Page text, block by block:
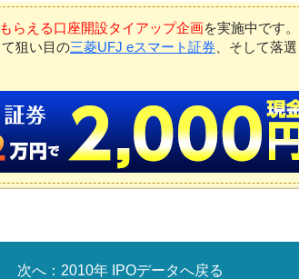
らえる口座開設タイアップ企画を実施中です。
て狙い目の三菱UFJ eスマート証券 、そして落
2010年 IPOデータへ戻る